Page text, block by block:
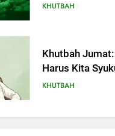
KHUTBAH
Khutbah
Harus Kita
KHUTBAH